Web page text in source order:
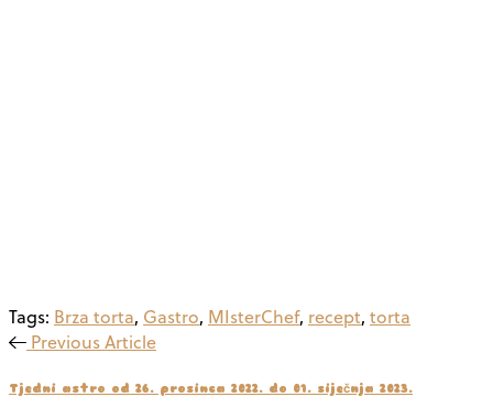
Tags: Brza torta, Gastro, MIsterChef, recept, torta
Previous Article
Tjedni astro od 26. prosinca 2022. do 01. siječnja 2023.